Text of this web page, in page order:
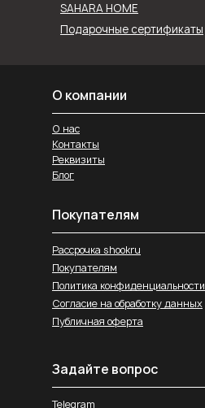
SAHARA HOME
Подарочные сертификаты
О компании
Реквизиты
Блог
О нас
Контакты
Покупателям
Рассрочка shookru
Покупателям
Политика конфиденциальности
Согласие на обработку данных
Публичная оферта
Задайте вопрос
Telegram